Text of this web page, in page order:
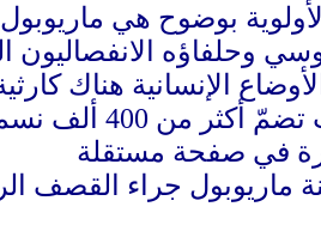
بوضوح هي
وحلفاؤه الانفصاليون
الإنسانية هناك
نسمة قبل الغزو الروسي.
ماريوبول جراء القصف